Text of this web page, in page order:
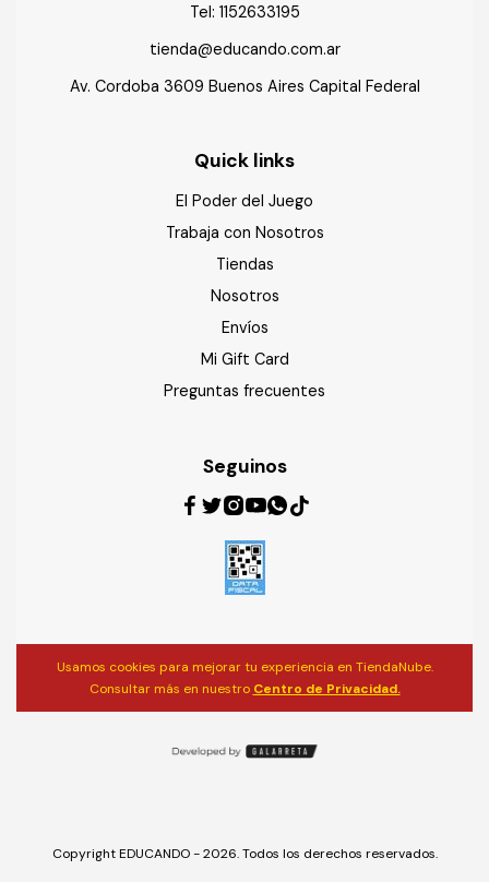
Tel: 1152633195
tienda@educando.com.ar
Av. Cordoba 3609 Buenos Aires Capital Federal
Quick links
El Poder del Juego
Trabaja con Nosotros
Tiendas
Nosotros
Envíos
Mi Gift Card
Preguntas frecuentes
Seguinos
Usamos cookies para mejorar tu experiencia en TiendaNube.
Consultar más en nuestro Centro de Privacidad.
Copyright EDUCANDO - 2026. Todos los derechos reservados.